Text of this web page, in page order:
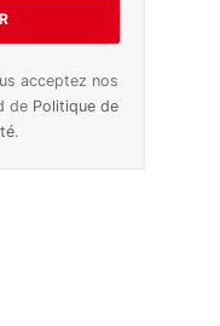
acceptez nos
de Politique de
.